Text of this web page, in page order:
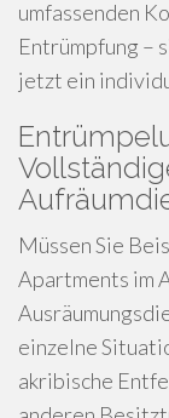
umfassenden
Entrümpfung –
jetzt ein
Müssen Sie
Apartments im
einzelne
akribische